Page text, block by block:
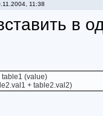
11:38
в
table1 (value)
+ table2.val2)